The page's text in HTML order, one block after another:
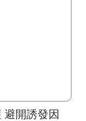
避開誘發因